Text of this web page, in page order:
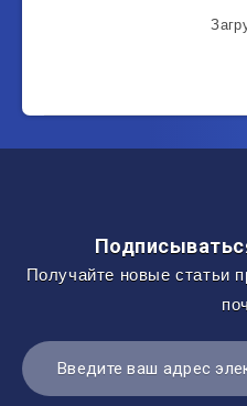
Получайте новые статьи